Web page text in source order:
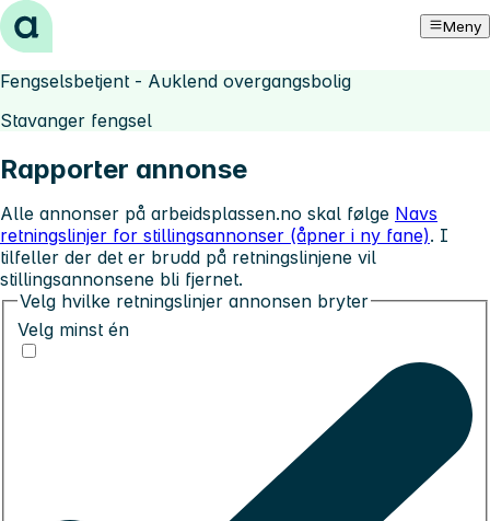
Hopp til innhold Meny
Fengselsbetjent - Auklend overgangsbolig
Stavanger fengsel
Rapporter annonse
Alle annonser på arbeidsplassen.no skal følge Navs
retningslinjer for stillingsannonser (åpner i ny fane). I
tilfeller der det er brudd på retningslinjene vil
stillingsannonsene bli fjernet.
Velg hvilke retningslinjer annonsen bryter
Velg minst én